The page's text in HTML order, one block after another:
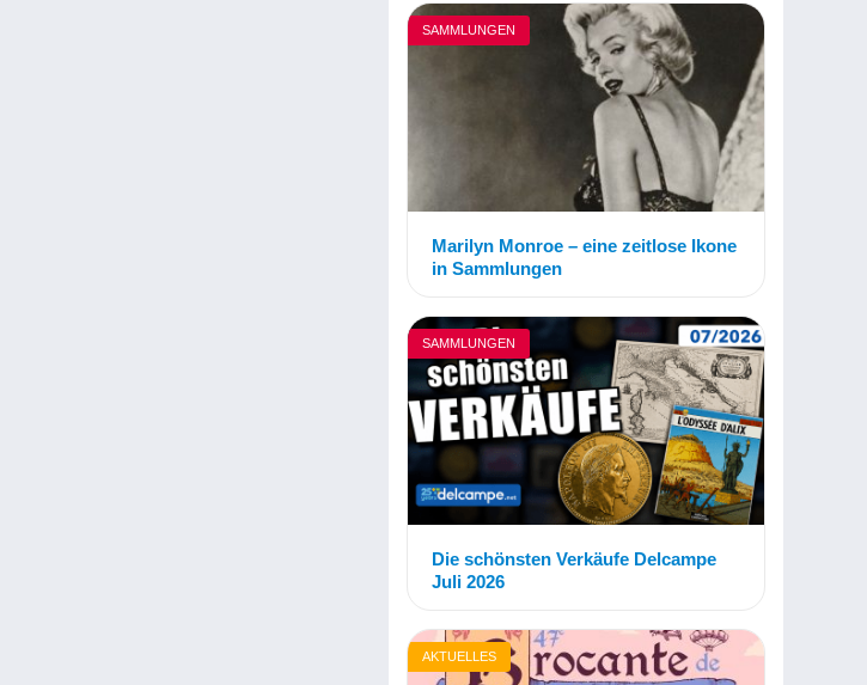
SAMMLUNGEN
Marilyn Monroe – eine zeitlose Ikone
in Sammlungen
SAMMLUNGEN
Die schönsten Verkäufe Delcampe
Juli 2026
AKTUELLES